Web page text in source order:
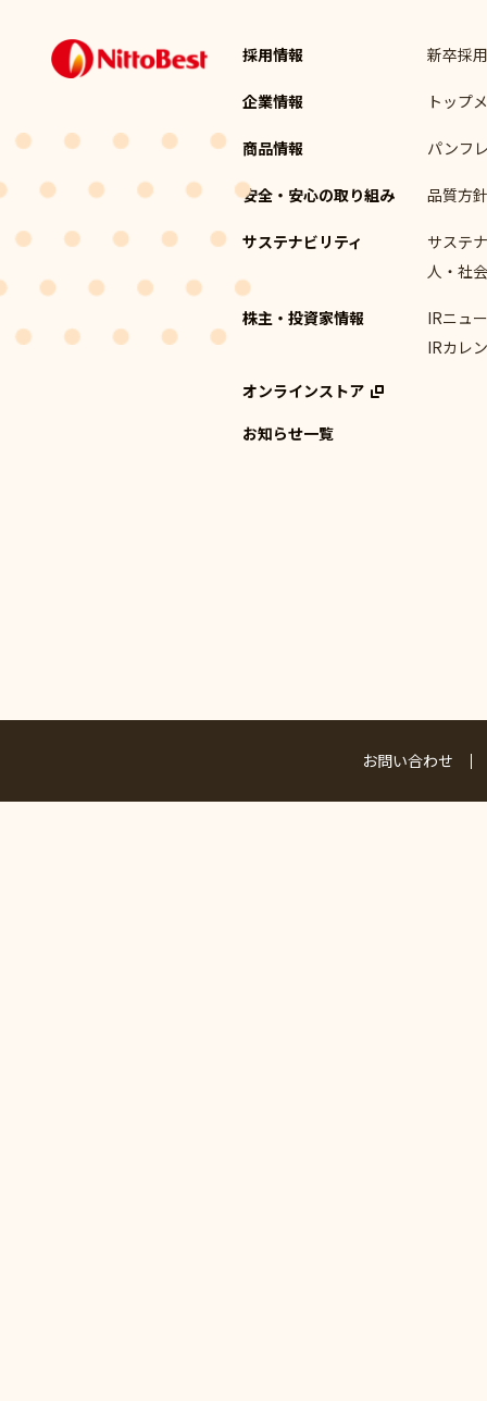
採用情報 新卒採
企業情報 トップ
商品情報 パンフ
安全・安心の取り組み 品質方針
サステナビリティ
サステ
人・社
株主・投資家情報
IRニュ
IRカレ
オンラインストア
お知らせ一覧
お問い合わせ